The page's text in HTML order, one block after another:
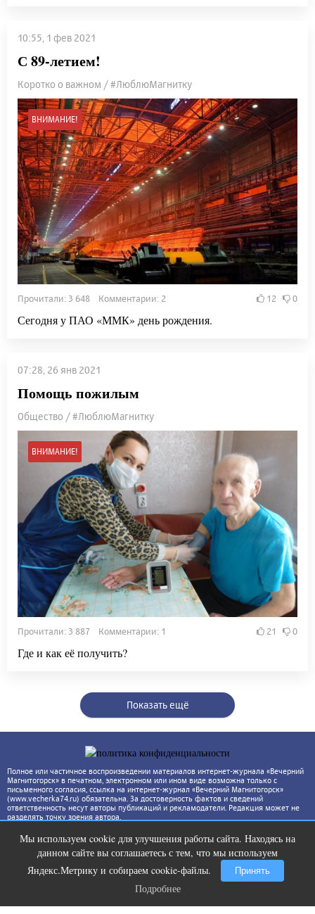
10:55, 1 фев 2021
С 89-летием!
Коротко о важном / #ЛюблюМагнитку
ВНИМАНИЕ!
Прочитали: 3 648 Комментарии: 2 12 0
Сегодня у ПАО «ММК» день рождения.
07:28, 26 янв 2021
Помощь пожилым
Общество / #ЛюблюМагнитку
ВНИМАНИЕ!
Прочитали: 3 887 Комментарии: 1 21 0
Где и как её получить?
Показать ещё
Полное или частичное воспроизведении материалов интернет-журнала «Вечерний
Магнитогорск» в печатном, электронном или ином виде возможна только с
письменного согласия, ссылка на интернет-журнал «Вечерний Магнитогорск»
(www.vecherka74.ru) обязательна. За достоверность фактов и сведений
ответственность несут авторы публикаций и рекламодатели. Редакция может не
разделять точку зрения автора.
Мы используем cookie для улучшения работы сайта. Находясь на
данном сайте вы соглашаетесь с тем, что мы используем
Яндекс.Метрику и собираем cookie-файлы.
Принять
Подробнее
Скрытая камера на пляже Крыма:
Что люди вытворяют, когда их не
видят...
Подробнее